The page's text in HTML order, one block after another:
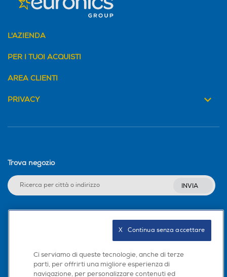
L'AZIENDA
PER I TUOI ACQUISTI
AREA CLIENTI
PRIVACY
Trova negozio
INVIA
Ci serviamo di queste tecnologie, anche di terze
parti, per offrirti una migliore esperienza di
navigazione, per personalizzare contenuti ed
X   Continua senza accettare